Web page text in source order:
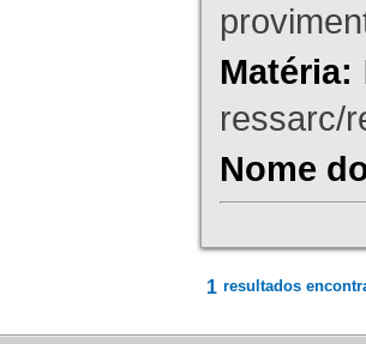
Matéria:
ressarc/
Nome
1 resultados